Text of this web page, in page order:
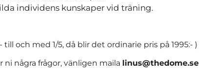
individens kunskaper vid träning.
till och med 1/5, då blir det ordinarie pris på 1995:- )
ni några frågor, vänligen maila linus@thedome.se